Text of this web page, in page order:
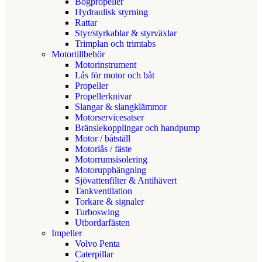
Hydraulisk styrning
Rattar
Styr/styrkablar & styrväxlar
Trimplan och trimtabs
Motortillbehör
Motorinstrument
Lås för motor och båt
Propeller
Propellerknivar
Slangar & slangklämmor
Motorservicesatser
Bränslekopplingar och handpump
Motor / båtställ
Motorlås / fäste
Motorrumsisolering
Motorupphängning
Sjövattenfilter & Antihävert
Tankventilation
Torkare & signaler
Turboswing
Utbordarfästen
Impeller
Volvo Penta
Caterpillar